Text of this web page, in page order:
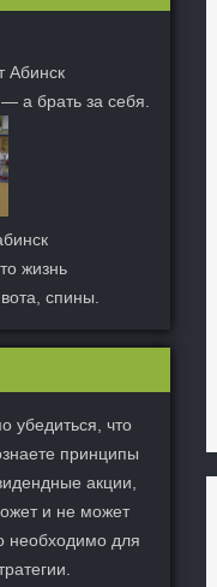
Абинск
а брать за себя.
жизнь
спины.
убедиться, что
принципы
акции,
и не может
необходимо для